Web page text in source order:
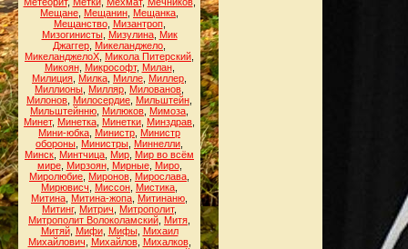
Мещане Мещанин Мещанка
Мещанство, Мизантроп,
Мизогинисты, Мизулина, Мик
Джаггер Микеланджело
МикеланджелоХ Микола Питерский
Микоян, Микрософт, Милан,
Милиция Милка Милле Миллер
Миллионы Милляр Милованов
Милонов Милосердие Мильштейн
Мильштейнню Милюков Мимоза
Минет, Минетка Минетки Минздрав
Мини-юбка Министр Министр
обороны Министры Миннелли
Минск Минтчица Мир Мир во всём
мире, Мирзоян, Мирные, Миро,
Миролюбие Миронов Мирослава
Мирювисч
Миссон Мистика
Митина Митина-жопа Митинаню
Митинг, Митрич Митрополит,
Митрополит Волоколамский Митя
Митяй, Мифи, Мифы, Михаил
Михайлович
Михайлов, Михалков,